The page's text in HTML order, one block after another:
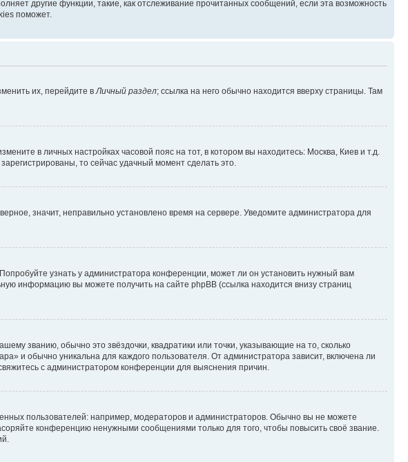
другие функции, такие, как отслеживание прочитанных сообщений, если эта возможность
поможет.
их, перейдите в Личный раздел; ссылка на него обычно находится вверху страницы. Там
в личных настройках часовой пояс на тот, в котором вы находитесь: Москва, Киев и т.д.
то сейчас удачный момент сделать это.
значит, неправильно установлено время на сервере. Уведомите администратора для
узнать у администратора конференции, может ли он установить нужный вам
информацию вы можете получить на сайте phpBB (ссылка находится внизу страниц
званию, обычно это звёздочки, квадратики или точки, указывающие на то, сколько
и обычно уникальна для каждого пользователя. От администратора зависит, включена ли
с администратором конференции для выяснения причин.
пользователей: например, модераторов и администраторов. Обычно вы не можете
конференцию ненужными сообщениями только для того, чтобы повысить своё звание.